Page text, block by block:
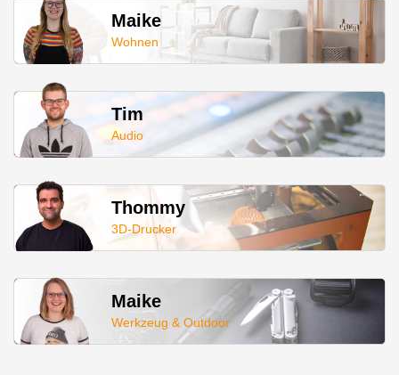
Maike
Wohnen
Tim
Audio
Thommy
3D-Drucker
Maike
Werkzeug & Outdoor